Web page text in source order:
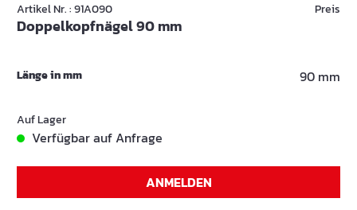
Artikel Nr. : 91A090
Doppelkopfnägel 90 mm
Preis
Länge in mm 90 mm
Auf Lager
Verfügbar auf Anfrage
ANMELDEN